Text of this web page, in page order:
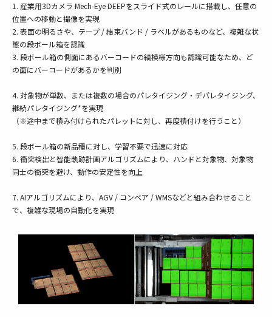
1. 産業用3Dカメラ Mech-Eye DEEPをスライド式のレールに搭載し、任意の
位置への移動と撮像を実現
2. 表面の明るさや、テープ / 結束バンド / ラベルがあるものなど、複雑な状
態の段ボール箱を認識
3. 段ボール箱の側面にあるバーコードの縞模様方向も認識可能なため、ど
の面にバーコードがあるかを判別
4. 対象物が単数、または複数の場合のパレタイジング・デパレタイジング、
継続パレタイジング*を実現
（※途中まで積み付けられたパレットに対し、再度積付けを行うこと）
5. 段ボール箱の新品種に対し、学習不要で迅速に対応
6. 衝突検出と智能軌跡計画アルゴリズムにより、ハンドと対象物、対象物
同士の衝突を避け、動作の安定性を向上
7. AIアルゴリズムにより、AGV / コンベア / WMSなどと組み合わせること
で、複雑な現場の自動化を実現